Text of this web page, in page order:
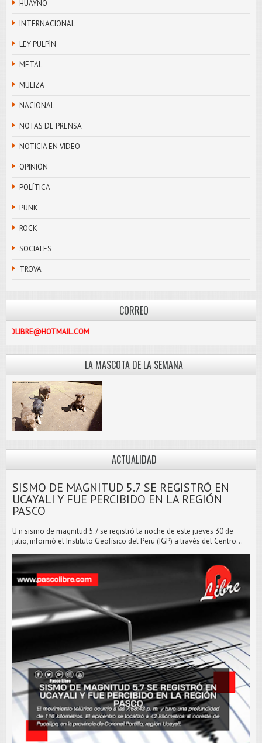
HUAYNO
INTERNACIONAL
LEY PULPÍN
METAL
MULIZA
NACIONAL
NOTAS DE PRENSA
NOTICIA EN VIDEO
OPINIÓN
POLÍTICA
PUNK
ROCK
SOCIALES
TROVA
CORREO
PASCOLIBRE@HOTMAIL.COM
LA MASCOTA DE LA SEMANA
ACTUALIDAD
SISMO DE MAGNITUD 5.7 SE REGISTRÓ EN
UCAYALI Y FUE PERCIBIDO EN LA REGIÓN
PASCO
U n sismo de magnitud 5.7 se registró la noche de este jueves 30 de
julio, informó el Instituto Geofísico del Perú (IGP) a través del Centro...